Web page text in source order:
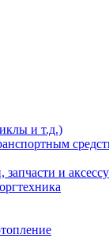
и т.д.)
и